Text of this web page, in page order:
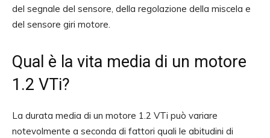
del segnale del sensore, della regolazione della miscela e
del sensore giri motore.
Qual è la vita media di un motore
1.2 VTi?
La durata media di un motore 1.2 VTi può variare
notevolmente a seconda di fattori quali le abitudini di